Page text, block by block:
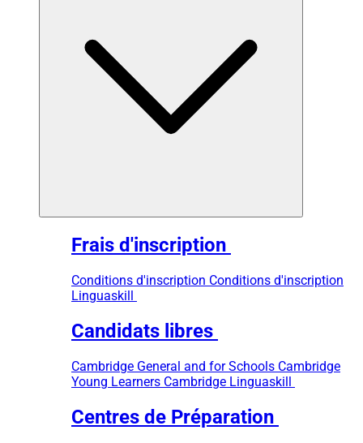
Frais d'inscription
Conditions d'inscription Conditions d'inscription
Linguaskill
Candidats libres
Cambridge General and for Schools Cambridge
Young Learners Cambridge Linguaskill
Centres de Préparation